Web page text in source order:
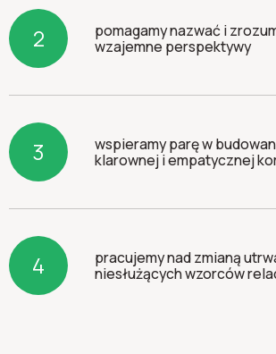
2
pomagamy nazwać i
wzajemne perspektywy
3
wspieramy parę w
klarownej i empatycznej
4
pracujemy nad zmianą
niesłużących wzorców